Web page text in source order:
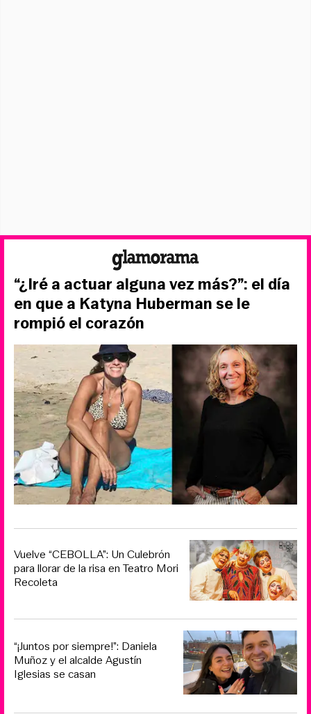
“¿Iré a actuar alguna vez más?”: el día
en que a Katyna Huberman se le
rompió el corazón
Vuelve “CEBOLLA”: Un Culebrón
para llorar de la risa en Teatro Mori
Recoleta
“¡Juntos por siempre!”: Daniela
Muñoz y el alcalde Agustín
Iglesias se casan